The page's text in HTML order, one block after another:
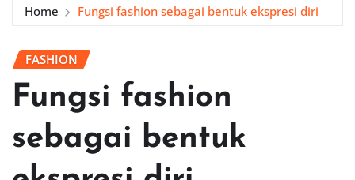
Home Fungsi fashion sebagai bentuk ekspresi diri
FASHION
Fungsi fashion
sebagai bentuk